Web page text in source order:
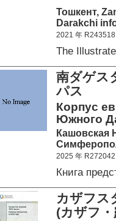
Тошкент,
Darakchi
2021 年 R243518
The
南ダゲス
パス
Корпус
Южного
Кашовская
2025 年 R272042
Книга
カザフ
(カザフ